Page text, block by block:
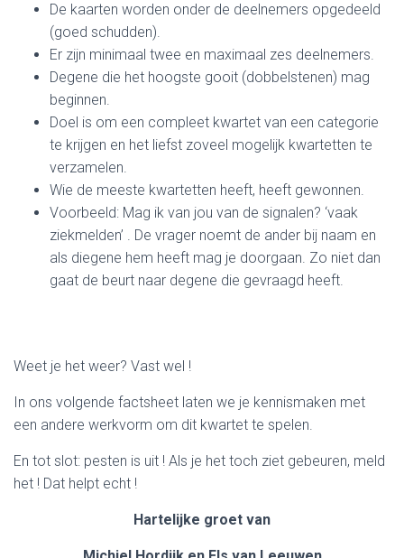
De kaarten worden onder de deelnemers opgedeeld
(goed schudden).
Er zijn minimaal twee en maximaal zes deelnemers.
Degene die het hoogste gooit (dobbelstenen) mag
beginnen.
Doel is om een compleet kwartet van een categorie
te krijgen en het liefst zoveel mogelijk kwartetten te
verzamelen.
Wie de meeste kwartetten heeft, heeft gewonnen.
Voorbeeld: Mag ik van jou van de signalen? ‘vaak
ziekmelden’ . De vrager noemt de ander bij naam en
als diegene hem heeft mag je doorgaan. Zo niet dan
gaat de beurt naar degene die gevraagd heeft.
Weet je het weer? Vast wel !
In ons volgende factsheet laten we je kennismaken met
een andere werkvorm om dit kwartet te spelen.
En tot slot: pesten is uit ! Als je het toch ziet gebeuren, meld
het ! Dat helpt echt !
Hartelijke groet van